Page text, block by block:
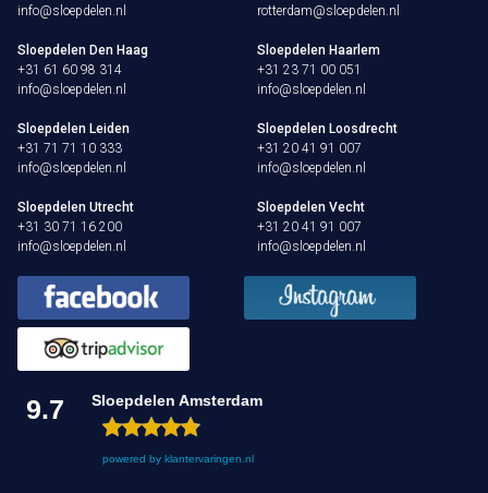
info@sloepdelen.nl
rotterdam@sloepdelen.nl
Sloepdelen Den Haag
+31 61 60 98 314
info@sloepdelen.nl
Sloepdelen Haarlem
+31 23 71 00 051
info@sloepdelen.nl
Sloepdelen Leiden
+31 71 71 10 333
info@sloepdelen.nl
Sloepdelen Loosdrecht
+31 20 41 91 007
info@sloepdelen.nl
Sloepdelen Utrecht
+31 30 71 16 200
info@sloepdelen.nl
Sloepdelen Vecht
+31 20 41 91 007
info@sloepdelen.nl
9.7 Sloepdelen Amsterdam
powered by klantervaringen.nl